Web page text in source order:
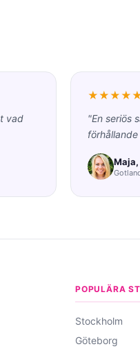
vad
"En seriös
POPULÄRA
Stockholm
Göteborg